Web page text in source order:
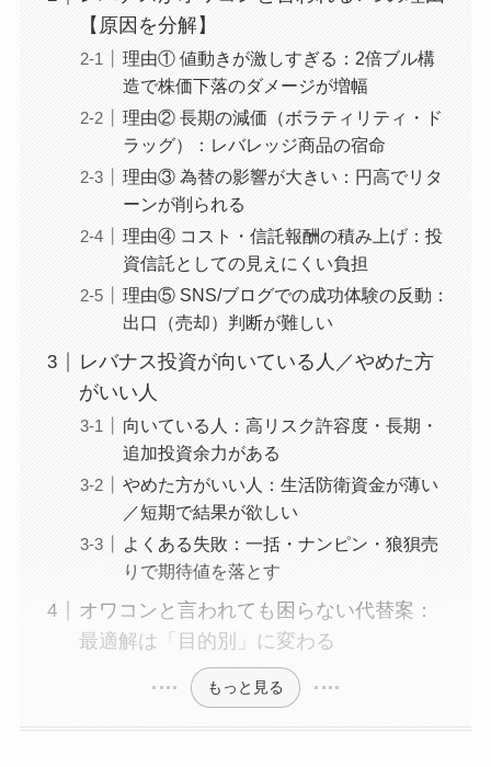
【原因を分解】
理由① 値動きが激しすぎる：2倍ブル構
造で株価下落のダメージが増幅
理由② 長期の減価（ボラティリティ・ド
ラッグ）：レバレッジ商品の宿命
理由③ 為替の影響が大きい：円高でリタ
ーンが削られる
理由④ コスト・信託報酬の積み上げ：投
資信託としての見えにくい負担
理由⑤ SNS/ブログでの成功体験の反動：
出口（売却）判断が難しい
レバナス投資が向いている人／やめた方
がいい人
向いている人：高リスク許容度・長期・
追加投資余力がある
やめた方がいい人：生活防衛資金が薄い
／短期で結果が欲しい
よくある失敗：一括・ナンピン・狼狽売
りで期待値を落とす
オワコンと言われても困らない代替案：
最適解は「目的別」に変わる
もっと見る